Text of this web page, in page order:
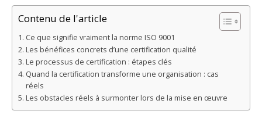
Contenu de l'article
Ce que signifie vraiment la norme ISO 9001
Les bénéfices concrets d’une certification qualité
Le processus de certification : étapes clés
Quand la certification transforme une organisation : cas
réels
Les obstacles réels à surmonter lors de la mise en œuvre